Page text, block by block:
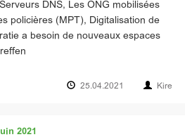
DNS, Les ONG mobilisées
policières (MPT), Digitalisation de
a besoin de nouveaux espaces
25.04.2021 Kire
2021